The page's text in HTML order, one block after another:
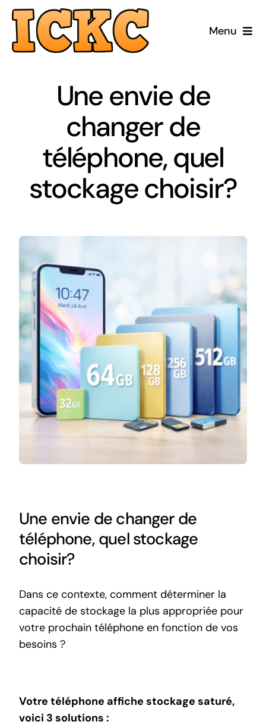
Passer
contenu
Menu
Réparer
Acheter Reconditionné
Acheter Neuf
ICKC
Une envie de
changer de
téléphone, quel
stockage choisir?
Une envie de changer de
téléphone, quel stockage
choisir?
Dans ce contexte, comment déterminer la
capacité de stockage la plus appropriée pour
votre prochain téléphone en fonction de vos
besoins ?
Votre téléphone affiche stockage saturé,
voici 3 solutions :